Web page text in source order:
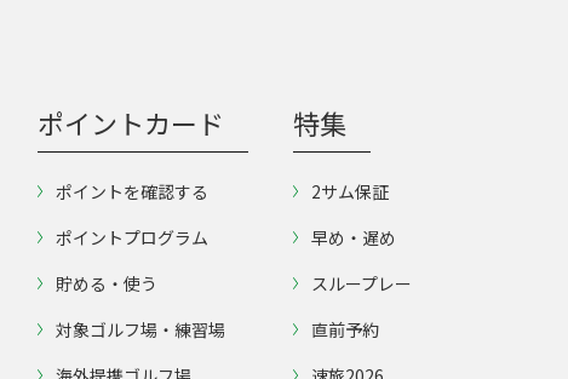
ポイントカード
ポイントを確認する
ポイントプログラム
貯める・使う
対象ゴルフ場・練習場
特集
2サム保証
早め・遅め
スループレー
直前予約